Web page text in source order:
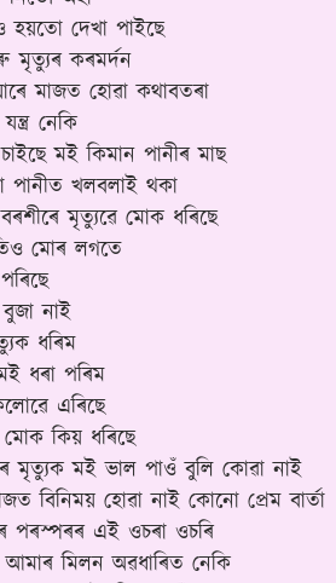
হয়তো দেখা পাইছে
মৃত্যুৰ কৰমৰ্দন
মাজত হোৱা কথাবতৰা
নেকি
মই কিমান পানীৰ মাছ
পানীত খলবলাই থকা
বৰশীৰে মৃত্যুৱে মোক ধৰিছে
মোৰ লগতে
নাই
ধৰিম
ধৰা পৰিম
এৰিছে
কিয় ধৰিছে
মৃত্যুক মই ভাল পাওঁ বুলি কোৱা নাই
বিনিময় হোৱা নাই কোনো প্ৰেম বাৰ্তা
পৰস্পৰৰ এই ওচৰা ওচৰি
মিলন অৱধাৰিত নেকি